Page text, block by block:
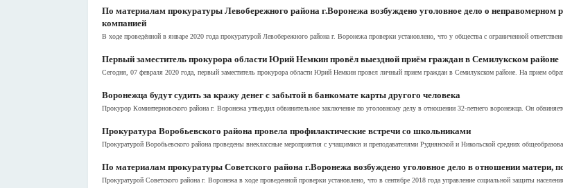
По материалам прокуратуры Левобережного района г.Воронежа возбуждено уголовное дело о неправомерном
компанией
В ходе проведённой в январе 2020 года прокуратурой Левобережного района г. Воронежа проверки установлено, что у общества с ограниченной
Первый заместитель прокурора области Юрий Немкин провёл выездной приём граждан в Семилукском районе
Сегодня, 07 февраля 2020 года, первый заместитель прокурора области Юрий Немкин провел личный прием граждан в Семилукском районе. На прием
Воронежца будут судить за кражу денег с забытой в банкомате карты другого человека
Прокурор Коминтерновского района г. Воронежа утвердил обвинительное заключение по уголовному делу в отношении 32-летнего воронежца. Он
Прокуратура Воробьевского района провела профилактические встречи со школьниками
Прокуратурой Воробьевского района проведены внеклассные мероприятия с учащимися и преподавателями Руднянской и Никольской средних
По материалам прокуратуры Советского района г.Воронежа возбуждено уголовное дело в отношении матери,
Прокуратурой Советского района г. Воронежа в ходе проведенной проверки установлено, что в сентябре 2018 года управление социальной защиты